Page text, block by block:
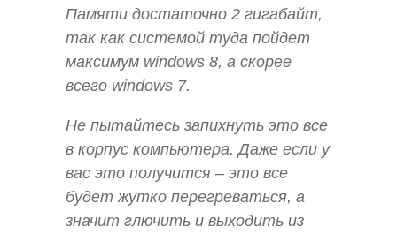
Памяти достаточно 2 гигабайт,
так как системой туда пойдет
максимум windows 8, а скорее
всего windows 7.
Не пытайтесь запихнуть это все
в корпус компьютера. Даже если у
вас это получится – это все
будет жутко перегреваться, а
значит глючить и выходить из